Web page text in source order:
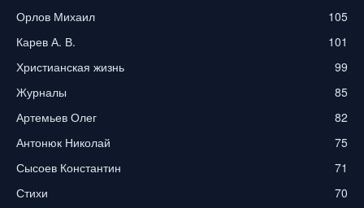
Орлов Михаил
105
Карев А. В.
101
Христианская жизнь
99
Журналы
85
Артемьев Олег
82
Антонюк Николай
75
Сысоев Константин
71
Стихи
70